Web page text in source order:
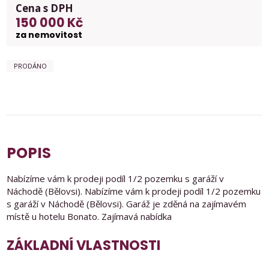
Cena s DPH
150 000 Kč
za nemovitost
PRODÁNO
POPIS
Nabízíme vám k prodeji podíl 1/2 pozemku s garáží v
Náchodě (Bělovsi). Nabízíme vám k prodeji podíl 1/2 pozemku
s garáží v Náchodě (Bělovsi). Garáž je zděná na zajímavém
místě u hotelu Bonato. Zajímavá nabídka
ZÁKLADNÍ VLASTNOSTI